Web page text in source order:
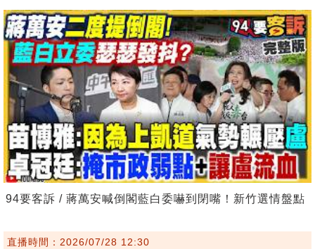
94要客訴 / 蔣萬安喊倒閣藍白委嚇到閉嘴！新竹選情盤點
直播時間：2026/07/28 12:30